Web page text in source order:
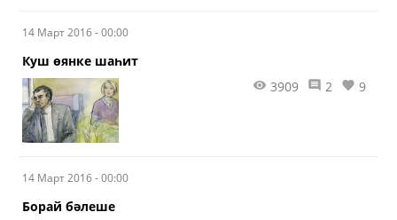
14 Март 2016 - 00:00
​Куш өянке шаһит
3909
2 9
14 Март 2016 - 00:00
​Борай бәлеше